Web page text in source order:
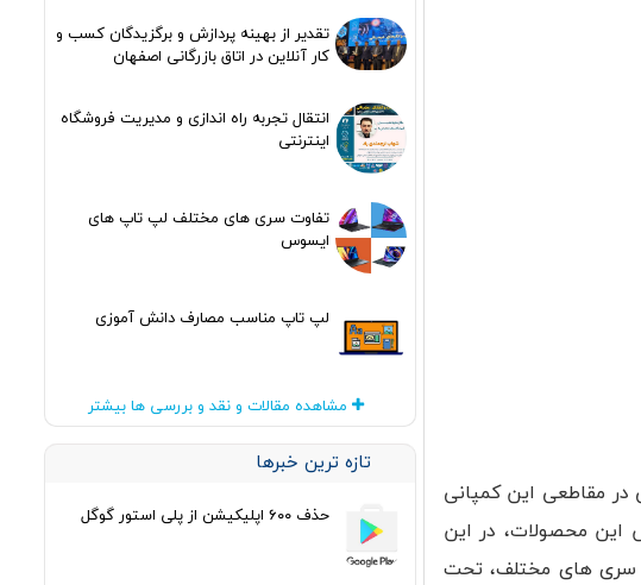
مقاطعی این کمپانی
این محصولات، در این
سری های مختلف، تحت
تقدیر از بهینه پردازش و برگزیدگان کسب و
کار آنلاین در اتاق بازرگانی اصفهان
انتقال تجربه راه اندازی و مدیریت فروشگاه
اینترنتی
تفاوت سری های مختلف لپ تاپ های
ایسوس
لپ تاپ مناسب مصارف دانش آموزی
مشاهده مقالات و نقد و بررسی ها بیشتر
تازه ترین خبرها
حذف ۶۰۰ اپلیکیشن از پلی استور گوگل